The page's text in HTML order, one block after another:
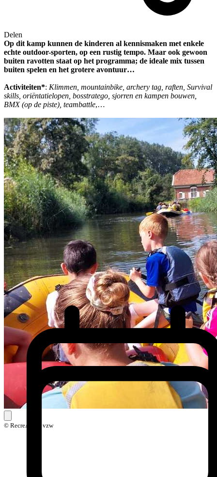
Delen
Op dit kamp kunnen de kinderen al kennismaken met enkele
echte outdoor-sporten, op een rustig tempo. Maar ook gewoon
buiten ravotten staat op het programma; de ideale mix tussen
buiten spelen en het grotere avontuur…
Activiteiten*: Klimmen, mountainbike, archery tag, raften, Survival
skills, oriëntatielopen, bosstratego, sjorren en kampen bouwen,
BMX (op de piste), teambattle,…
© RecreActief vzw